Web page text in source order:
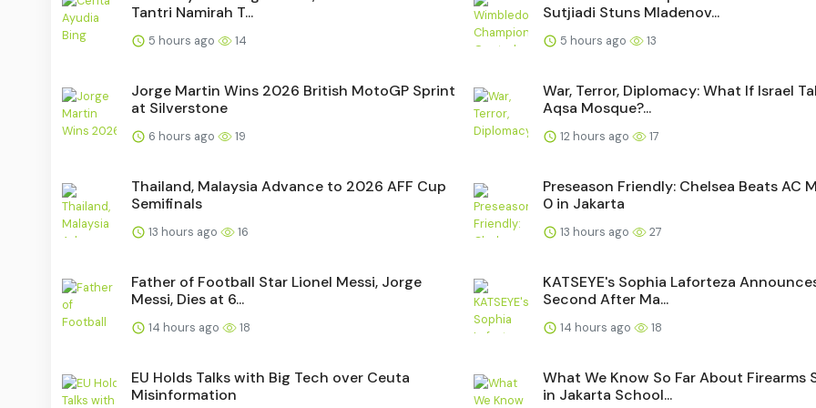
Tantri Namirah T...
5 hours ago 14
Sutjiadi Stuns Mladenov...
5 hours ago 13
Jorge Martin Wins 2026 British MotoGP Sprint
at Silverstone
6 hours ago 19
War, Terror, Diplomacy: What If Israel
Aqsa Mosque?...
12 hours ago 17
Thailand, Malaysia Advance to 2026 AFF Cup
Semifinals
13 hours ago 16
Preseason Friendly: Chelsea Beats AC
0 in Jakarta
13 hours ago 27
Father of Football Star Lionel Messi, Jorge
Messi, Dies at 6...
14 hours ago 18
KATSEYE's Sophia Laforteza
Second After Ma...
14 hours ago 18
EU Holds Talks with Big Tech over Ceuta
Misinformation
What We Know So Far About Firearms
in Jakarta School...